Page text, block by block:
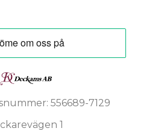
556689-7129
1